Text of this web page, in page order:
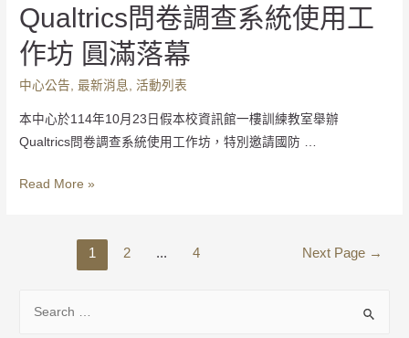
Qualtrics問卷調查系統使用工
作坊 圓滿落幕
中心公告 ,最新消息 ,活動列表
本中心於114年10月23日假本校資訊館一樓訓練教室舉辦
Qualtrics問卷調查系統使用工作坊，特別邀請國防 …
Read More »
1 2 ... 4 Next Page →